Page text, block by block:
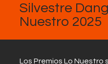
Silvestre
Nuestro 2025
Los Premios Lo